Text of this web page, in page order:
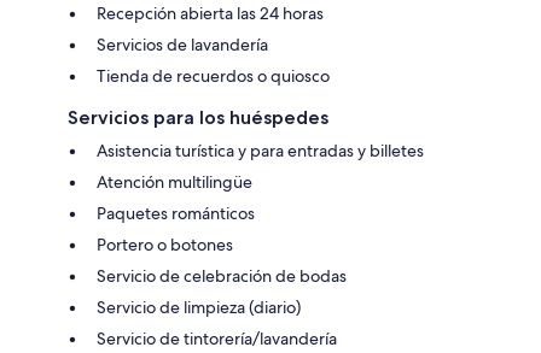
Recepción abierta las 24 horas
Servicios de lavandería
Tienda de recuerdos o quiosco
Servicios para los huéspedes
Asistencia turística y para entradas y billetes
Atención multilingüe
Paquetes románticos
Portero o botones
Servicio de celebración de bodas
Servicio de limpieza (diario)
Servicio de tintorería/lavandería